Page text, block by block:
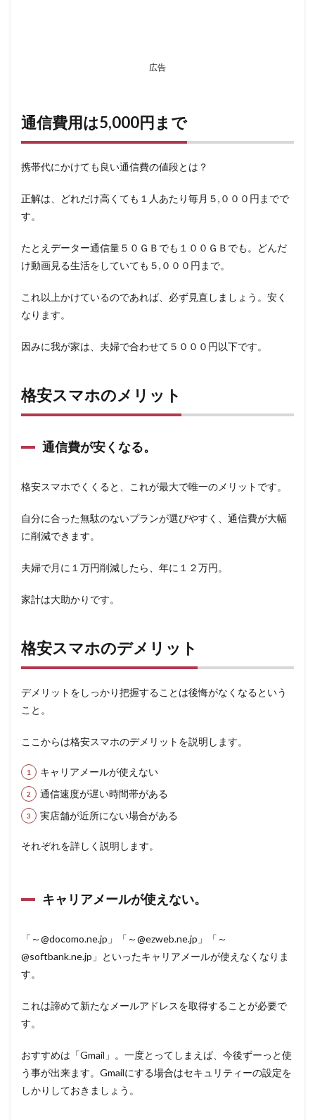
広告
通信費用は5,000円まで
携帯代にかけても良い通信費の値段とは？
正解は、どれだけ高くても１人あたり毎月５,０００円までで
す。
たとえデーター通信量５０ＧＢでも１００ＧＢでも。どんだ
け動画見る生活をしていても５,０００円まで。
これ以上かけているのであれば、必ず見直しましょう。安く
なります。
因みに我が家は、夫婦で合わせて５０００円以下です。
格安スマホのメリット
通信費が安くなる。
格安スマホでくくると、これが最大で唯一のメリットです。
自分に合った無駄のないプランが選びやすく、通信費が大幅
に削減できます。
夫婦で月に１万円削減したら、年に１２万円。
家計は大助かりです。
格安スマホのデメリット
デメリットをしっかり把握することは後悔がなくなるという
こと。
ここからは格安スマホのデメリットを説明します。
キャリアメールが使えない
通信速度が遅い時間帯がある
実店舗が近所にない場合がある
それぞれを詳しく説明します。
キャリアメールが使えない。
「～@docomo.ne.jp」「～@ezweb.ne.jp」「～
@softbank.ne.jp」といったキャリアメールが使えなくなりま
す。
これは諦めて新たなメールアドレスを取得することが必要で
す。
おすすめは「Gmail」。一度とってしまえば、今後ずーっと使
う事が出来ます。Gmailにする場合はセキュリティーの設定を
しかりしておきましょう。